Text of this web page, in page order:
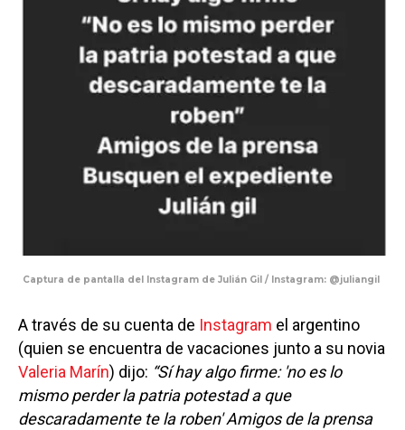
Captura de pantalla del Instagram de Julián Gil / Instagram: @juliangil
A través de su cuenta de Instagram el argentino
(quien se encuentra de vacaciones junto a su novia
Valeria Marín) dijo: “Sí hay algo firme: 'no es lo
mismo perder la patria potestad a que
descaradamente te la roben' Amigos de la prensa